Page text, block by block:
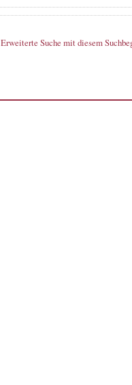
Erweiterte Suche mit diesem